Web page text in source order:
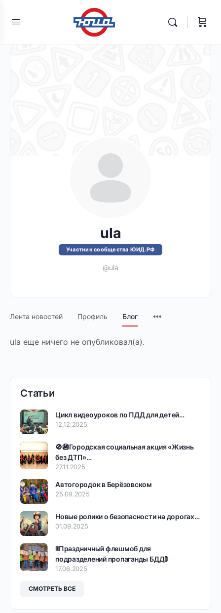
ula
Участник сообщества ЮИД.РФ
@ula
Лента новостей Профиль Блог
ula еще ничего не опубликовал(а).
Статьи
Цикл видеоуроков по ПДД для детей…
12.12.2025
🚫🚳Городская социальная акция «Жизнь
без ДТП»…
27.11.2025
Автогородок в Берёзовском
25.09.2025
Новые ролики о безопасности на дорогах…
01.09.2025
🚦Праздничный флешмоб для
подразделений пропаганды БДД🚦
17.06.2025
СМОТРЕТЬ ВСЕ